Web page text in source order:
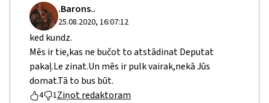
.Barons..
25.08.2020, 16:07:12
ked kundz.
Mēs ir tie,kas ne bučot to atstādinat Deputat
pakaļ.Le zinat.Un mēs ir pulk vairak,nekā Jūs
domat.Tā to bus būt.
4 1Ziņot redaktoram